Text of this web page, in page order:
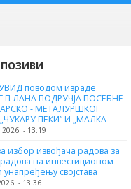
ПОЗИВИ
поводом израде
П ЛАНА ПОДРУЧЈА ПОСЕБНЕ
- МЕТАЛУРШКОГ
ПЕКИ” И „МАЛКА
- 13:19
избор извођача радова за
на инвестиционом
својстава
- 13:36